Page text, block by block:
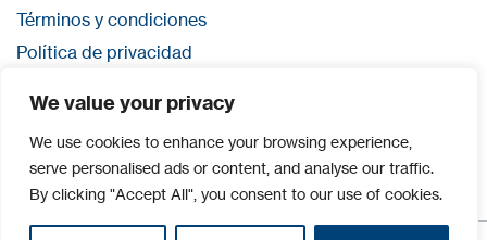
We value your privacy
We use cookies to enhance your browsing experience,
serve personalised ads or content, and analyse our traffic.
By clicking "Accept All", you consent to our use of cookies.
Términos y condiciones
Política de privacidad
Iniciar sesión